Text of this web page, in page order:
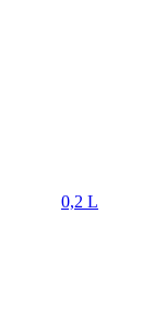
0,2 L